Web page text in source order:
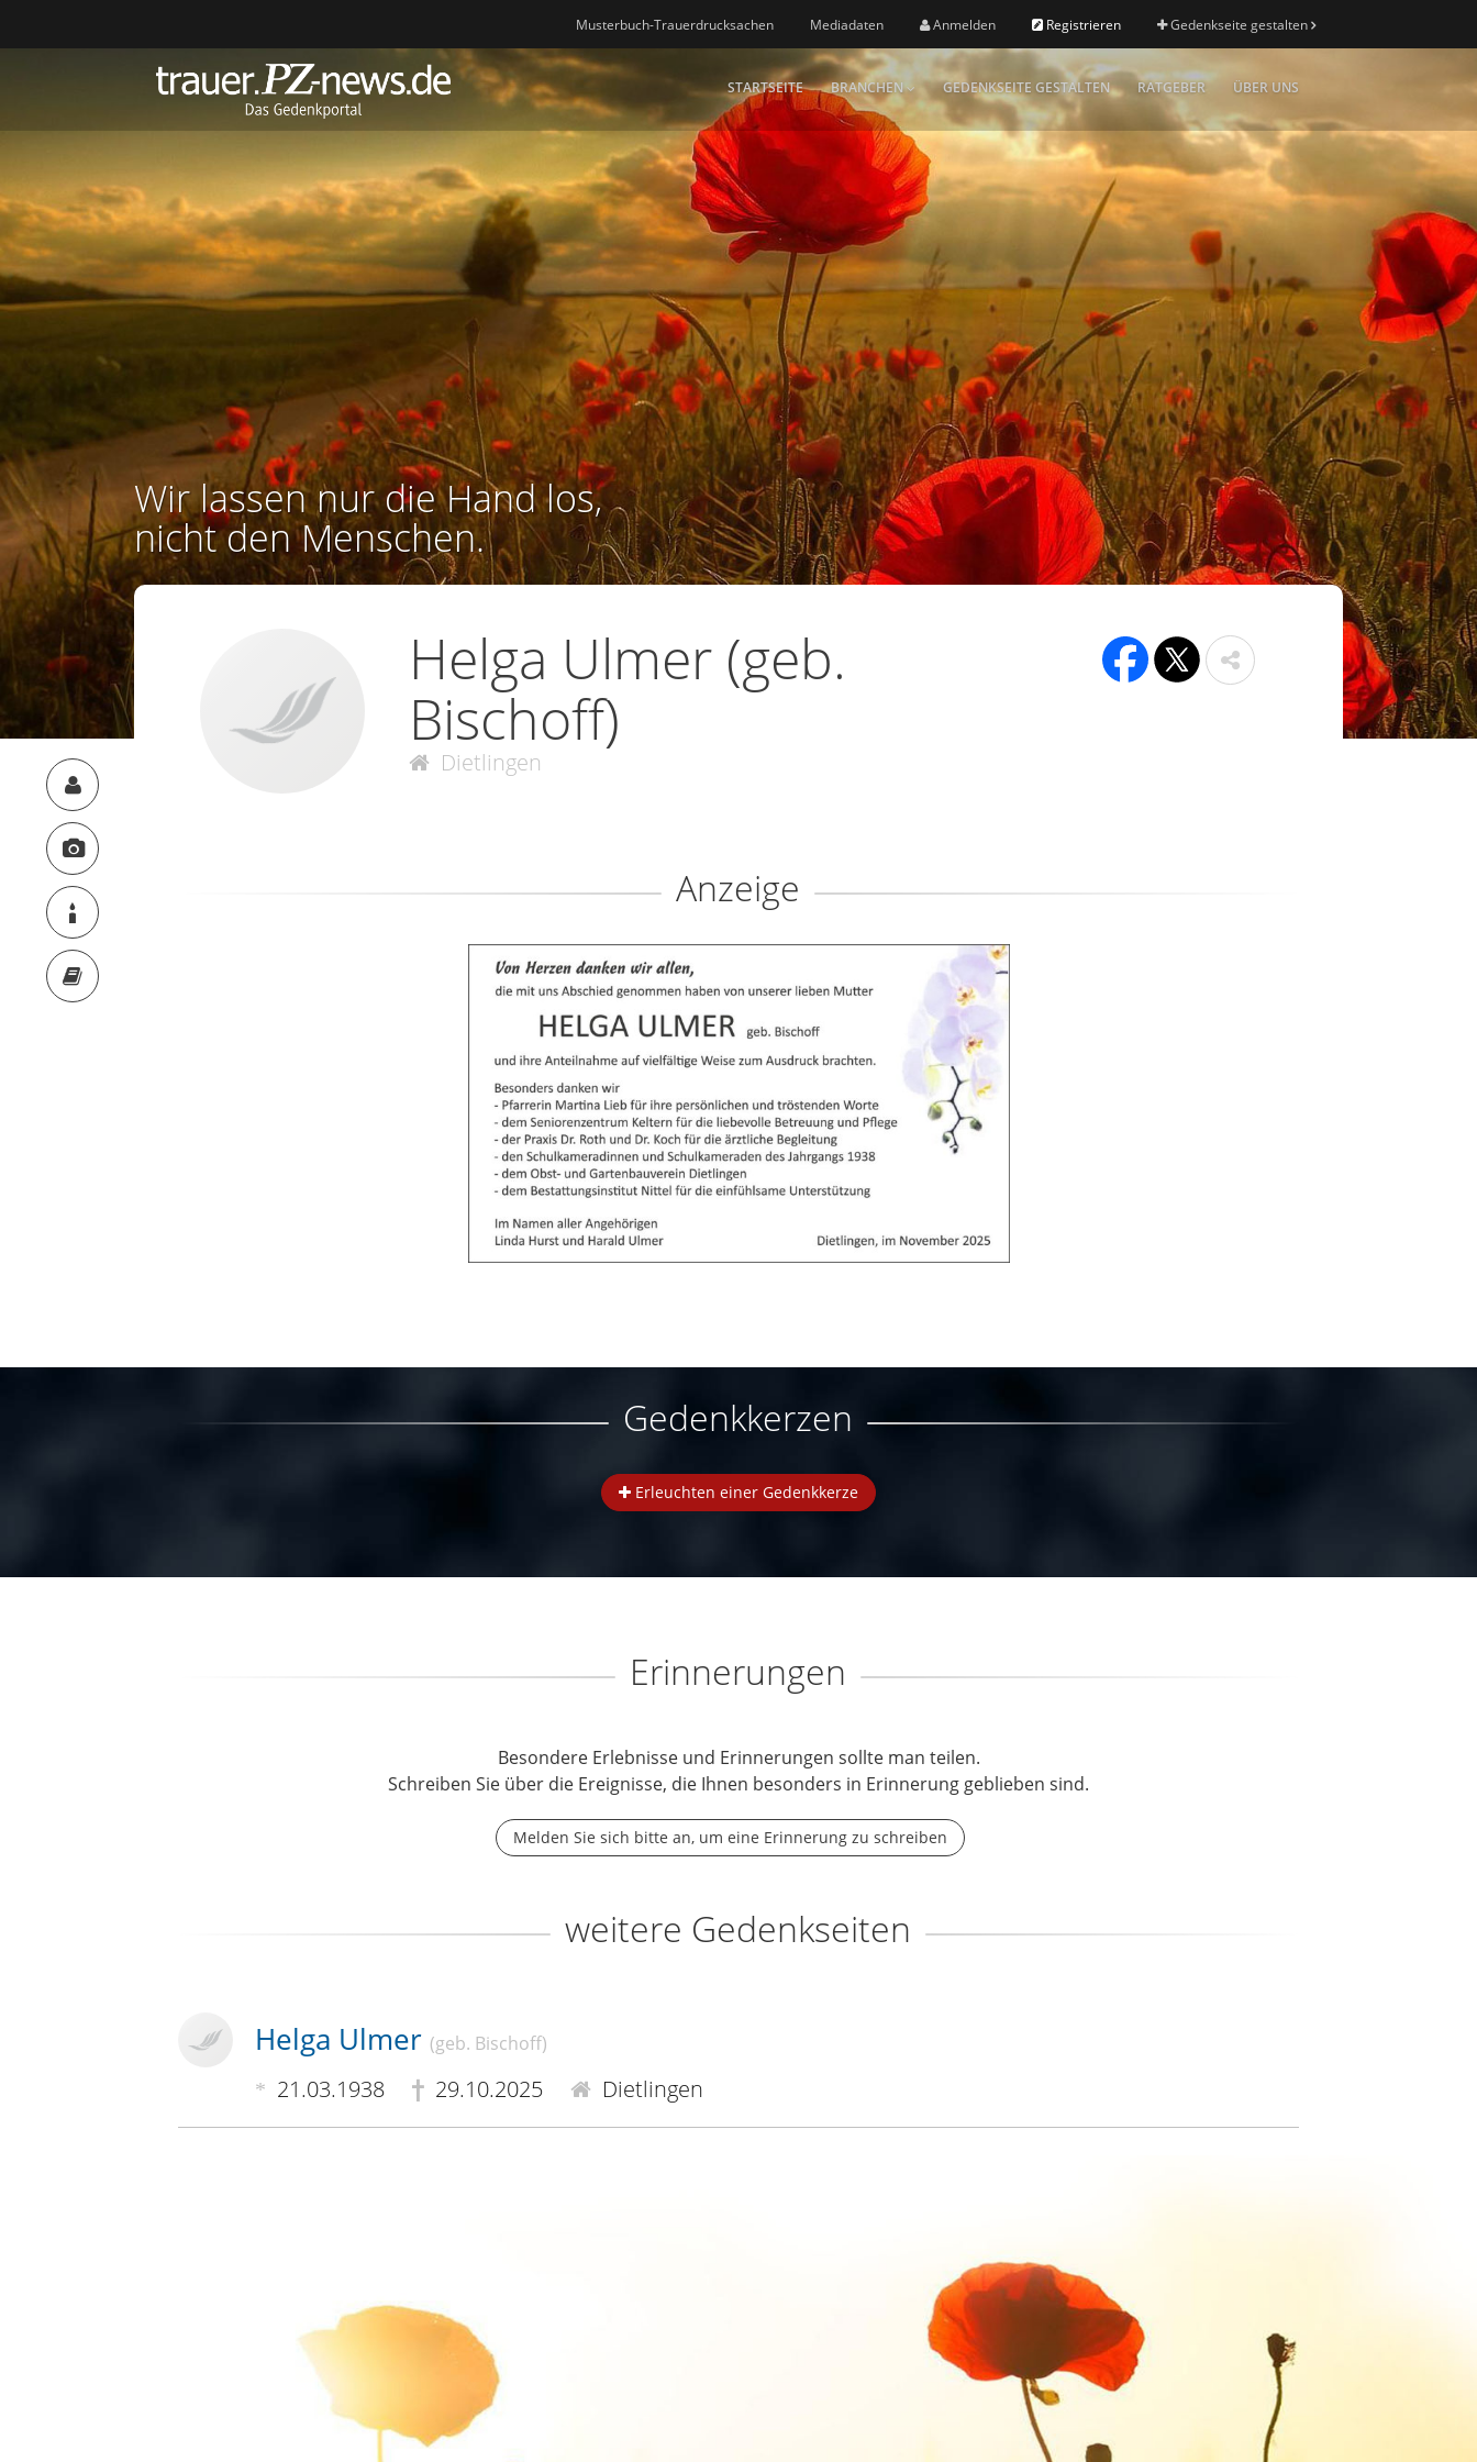
Musterbuch-Trauerdrucksachen Mediadaten Anmelden Registrieren Gedenkseite gestalten
STARTSEITE BRANCHEN GEDENKSEITE GESTALTEN RATGEBER ÜBER UNS
Wir lassen nur die Hand los,
nicht den Menschen.
Helga Ulmer (geb.
Bischoff)
Dietlingen
Anzeige
Gedenkkerzen
Erleuchten einer Gedenkkerze
Erinnerungen
Besondere Erlebnisse und Erinnerungen sollte man teilen.
Schreiben Sie über die Ereignisse, die Ihnen besonders in Erinnerung geblieben sind.
Melden Sie sich bitte an, um eine Erinnerung zu schreiben
weitere Gedenkseiten
Helga Ulmer (geb. Bischoff)
21.03.1938 29.10.2025 Dietlingen